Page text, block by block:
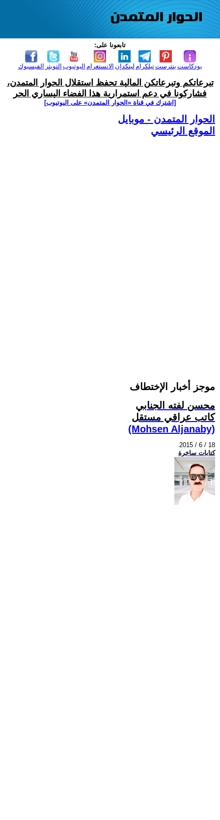
تابعونا على:
الفيسبوك التويتر اليوتيوب الانستغرام لينكدإن تيلكرامبنترست بودكاست
تبرعاتكم وتبرعاتكن المالية تحفظ استقلال الحوار المتمدن،
فشاركونا في دعم استمرارية هذا الفضاء اليساري الحر
[اشترك في قناة ‫«الحوار المتمدن» على اليوتيوب]
الحوار المتمدن - موبايل
الموقع الرئيسي
موجز أخبار الإختطاف
محسن لفته الجنابي
كاتب عراقي مستقل
(Mohsen Aljanaby)
2015 / 6 / 18
كتابات ساخرة